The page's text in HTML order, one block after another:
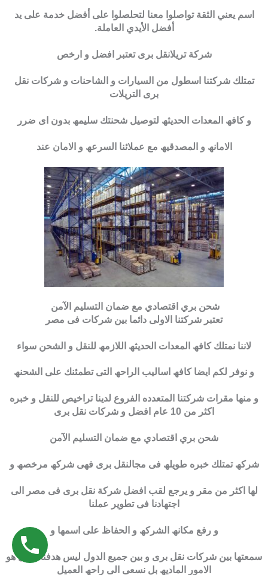
اسم يعني الثقة تواصلوا معنا لتحلصلوا على أفضل خدمة على يد
أفضل الأيدي العاملة.
شركة تريلانقل برى تعتبر افضل و ارخص
تمتلك شركتنا اسطول من السیارات و الشاحنات و شركات نقل
برى التریلات
و كافھ المعدات الحدیثھ لتوصیل شحنتك سلیمھ بدون اى ضرر
الامانھ و المصدقیھ مع عملائنا السرعھ و الامان عند
شحن بري اقتصادي مع ضمان التسليم الآمن
تعتبر شركتنا الاولى دائما بین شركات فى مصر
لاننا نمتلك كافھ المعدات الحدیثھ اللازمھ للنقل و الشحن سواء
و نوفر لكم ایضا كافھ اسالیب الراحھ التى تطمئنك على الشحنھ
و منھا مقرات شركتنا المتعدده الفروع لدینا تراخیص للنقل و خبره
اكثر من 10 عام افضل و شركات نقل برى
شحن بري اقتصادي مع ضمان التسليم الآمن
شركھ تمتلك خبره طویلھ فى مجالنقل برى فھى شركھ مرخصھ و
لھا اكثر من مقر و یرجع لقب افضل شركة نقل برى فى مصر الى
اجتھادنا فى تطویر عملنا
و رفع مكانھ الشركھ و الحفاظ على اسمھا و
سمعتھا بین شركات نقل برى و بین جمیع الدول لیس ھدفنا الاول ھو
الامور المادیھ بل نسعى الى راحھ العمیل